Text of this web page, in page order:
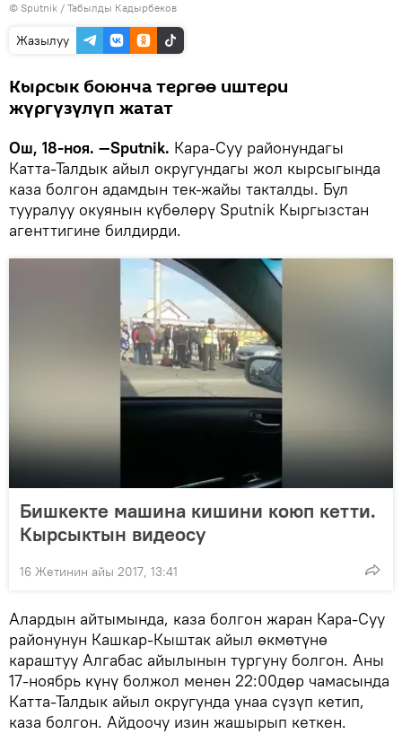
© Sputnik / Табылды Кадырбеков
Жазылуу
Кырсык боюнча тергөө иштери
жүргүзүлүп жатат
Ош, 18-ноя. —Sputnik. Кара-Суу районундагы
Катта-Талдык айыл округундагы жол кырсыгында
каза болгон адамдын тек-жайы такталды. Бул
тууралуу окуянын күбөлөрү Sputnik Кыргызстан
агенттигине билдирди.
Бишкекте машина кишини коюп кетти.
Кырсыктын видеосу
16 Жетинин айы 2017, 13:41
Алардын айтымында, каза болгон жаран Кара-Суу
районунун Кашкар-Кыштак айыл өкмөтүнө
караштуу Алгабас айылынын тургуну болгон. Аны
17-ноябрь күнү болжол менен 22:00дөр чамасында
Катта-Талдык айыл округунда унаа сүзүп кетип,
каза болгон. Айдоочу изин жашырып кеткен.